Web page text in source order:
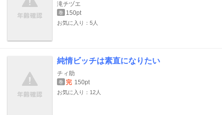
滝チヅエ
巻 150pt
お気に入り：5人
純情ビッチは素直になりたい
チィ助
巻 完 150pt
お気に入り：12人